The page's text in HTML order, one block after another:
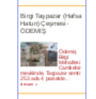
Hatun) Çeşmesi-
ÖDEMİŞ
Birgi
Mahallesi
Camikebir
mevkiinde, Taşpazar semti
253 ada 4 parselde...
devam »